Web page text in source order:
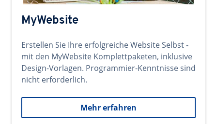
MyWebsite
Erstellen Sie Ihre erfolgreiche Website Selbst -
mit den MyWebsite Komplettpaketen, inklusive
Design-Vorlagen. Programmier-Kenntnisse sind
nicht erforderlich.
Mehr erfahren